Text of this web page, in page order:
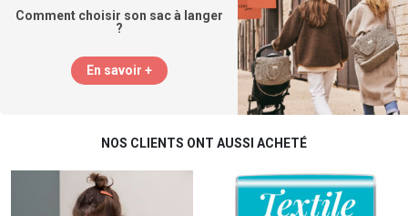
Comment choisir son sac à langer
?
En savoir +
NOS CLIENTS ONT AUSSI ACHETÉ